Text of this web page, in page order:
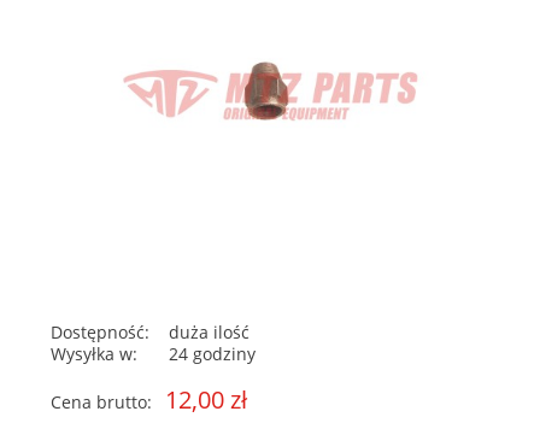
Dostępność:
duża ilość
Wysyłka w:
24 godziny
Cena brutto: 12,00 zł